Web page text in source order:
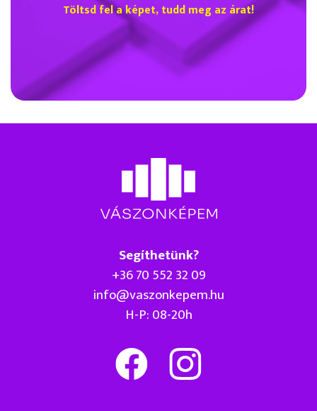
Töltsd fel a képet, tudd meg az árat!
Segíthetünk?
+36 70 552 32 09
info@vaszonkepem.hu
H-P: 08-20h